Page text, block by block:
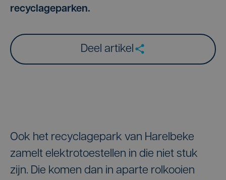
recyclageparken.
Deel artikel
Ook het recyclagepark van Harelbeke
zamelt elektrotoestellen in die niet stuk
zijn. Die komen dan in aparte rolkooien